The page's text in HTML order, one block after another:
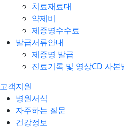
치료재료대
약제비
제증명수수료
발급서류안내
제증명 발급
진료기록 및 영상CD 사본
고객지원
병원서식
자주하는 질문
건강정보